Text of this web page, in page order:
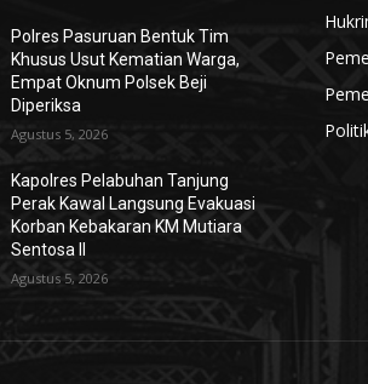
Polres Pasuruan Bentuk Tim
Khusus Usut Kematian Warga,
Empat Oknum Polsek Beji
Diperiksa
Agustus 5, 2026
Kapolres Pelabuhan Tanjung
Perak Kawal Langsung Evakuasi
Korban Kebakaran KM Mutiara
Sentosa II
Agustus 5, 2026